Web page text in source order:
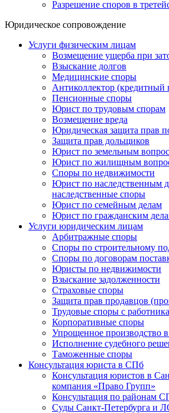
Разрешение споров в
Юридическое сопровождение
Услуги физическим лицам
Возмещение ущерба при
Взыскание долгов
Медицинские споры
Антиколлектор (кредитный
Пенсионные споры
Юрист по трудовым спорам
Возмещение вреда
Юридическая защита прав
Защита прав дольщиков
Юрист по земельным
Юрист по жилищным
Споры по недвижимости
Юрист по наследственным
наследственные споры
Юрист по семейным делам
Юрист по гражданским
Услуги юридическим лицам
Арбитражные споры
Споры по строительному
Споры по договорам
Юристы по недвижимости
Взыскание задолженности
Страховые споры
Защита прав продавцов
Трудовые споры с
Корпоративные споры
Упрощенное производство
Исполнение судебного
Таможенные споры
Консультация юриста в СПб
Консультация юристов в
компания «Право Групп»
Консультация по районам
Суды Санкт-Петербурга и